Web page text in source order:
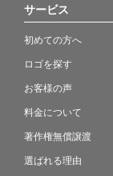
サービス
初めての方へ
ロゴを探す
お客様の声
料金について
著作権無償譲渡
選ばれる理由